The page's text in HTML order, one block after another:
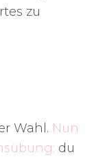
zu
Wahl. Nun
du